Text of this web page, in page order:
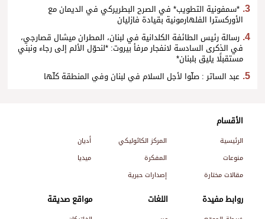
*سمفونية التطويب* في الصرح البطريركي في الديمان مع
الأوركسترا الفلهارمونية بقيادة فازليان
رسالة رئيس الطائفة الكلدانية في لبنان، المطران ميشال قصارجي،
في الذكرى السادسة لانفجار مرفأ بيروت: *لنحوّل الألم إلى رجاء ونبني
مستقبلًا يليق بلبنان*
عبد الساتر : صلّوا لأجل السلام في لبنان وفي المنطقة كلّها
الأقسام
الرئيسية المركز الكاثوليكي
أديان
منوعات
المفكرة
ميديا
مقالات مختارة
إصدارات حبرية
روابط مفيدة اللغات مواقع صديقة